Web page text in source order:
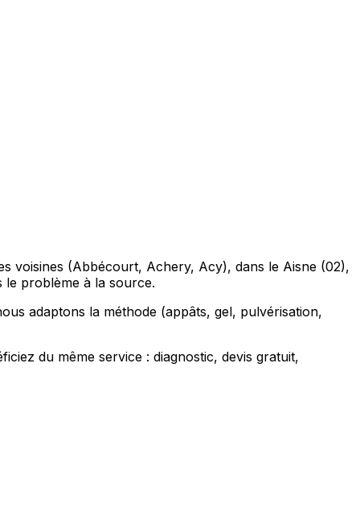
voisines (Abbécourt, Achery, Acy), dans le Aisne (02),
le problème à la source.
adaptons la méthode (appâts, gel, pulvérisation,
du même service : diagnostic, devis gratuit,